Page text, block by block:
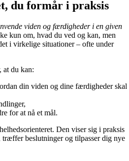
du formår i praksis
viden og færdigheder i en given
kun om, hvad du ved og kan, men
i virkelige situationer – ofte under
at du kan:
din viden og dine færdigheder skal
for at nå et mål.
Den viser sig i praksis
træffer beslutninger og tilpasser dig nye